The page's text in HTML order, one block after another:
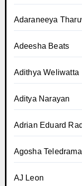
Adaraneeya
Adeesha Beats
Adithya Weliwatta
Aditya Narayan
Adrian Eduard
Agosha
AJ Leon